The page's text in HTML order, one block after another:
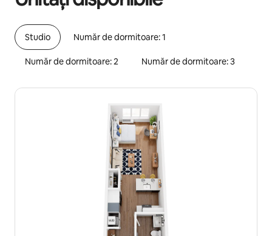
Studio Număr de dormitoare: 1
Număr de dormitoare: 2 Număr de dormitoare: 3